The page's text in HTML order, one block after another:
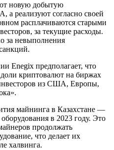
новую добытую
реализуют согласно своей
расплачиваются старыми
за текущие расходы.
за невыполнения
Enegix предполагает, что
криптовалют на биржах
из США, Европы,
майнинга в Казахстане —
в 2023 году. Это
продолжать
что делает их
халвинга.